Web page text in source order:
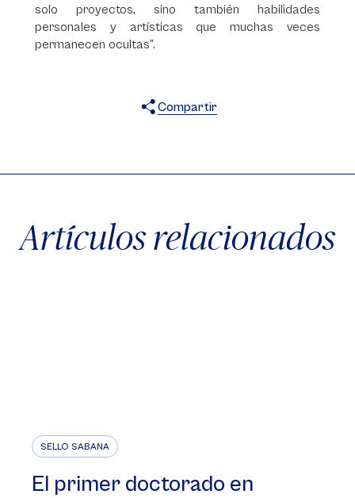
solo proyectos, sino también habilidades
personales y artísticas que muchas veces
permanecen ocultas”.
Compartir
Artículos relacionados
SELLO SABANA
El primer doctorado en